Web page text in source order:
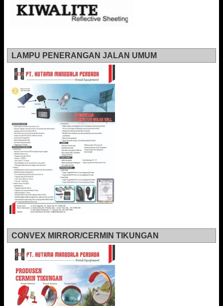
LAMPU PENERANGAN JALAN UMUM
CONVEX MIRROR/CERMIN TIKUNGAN